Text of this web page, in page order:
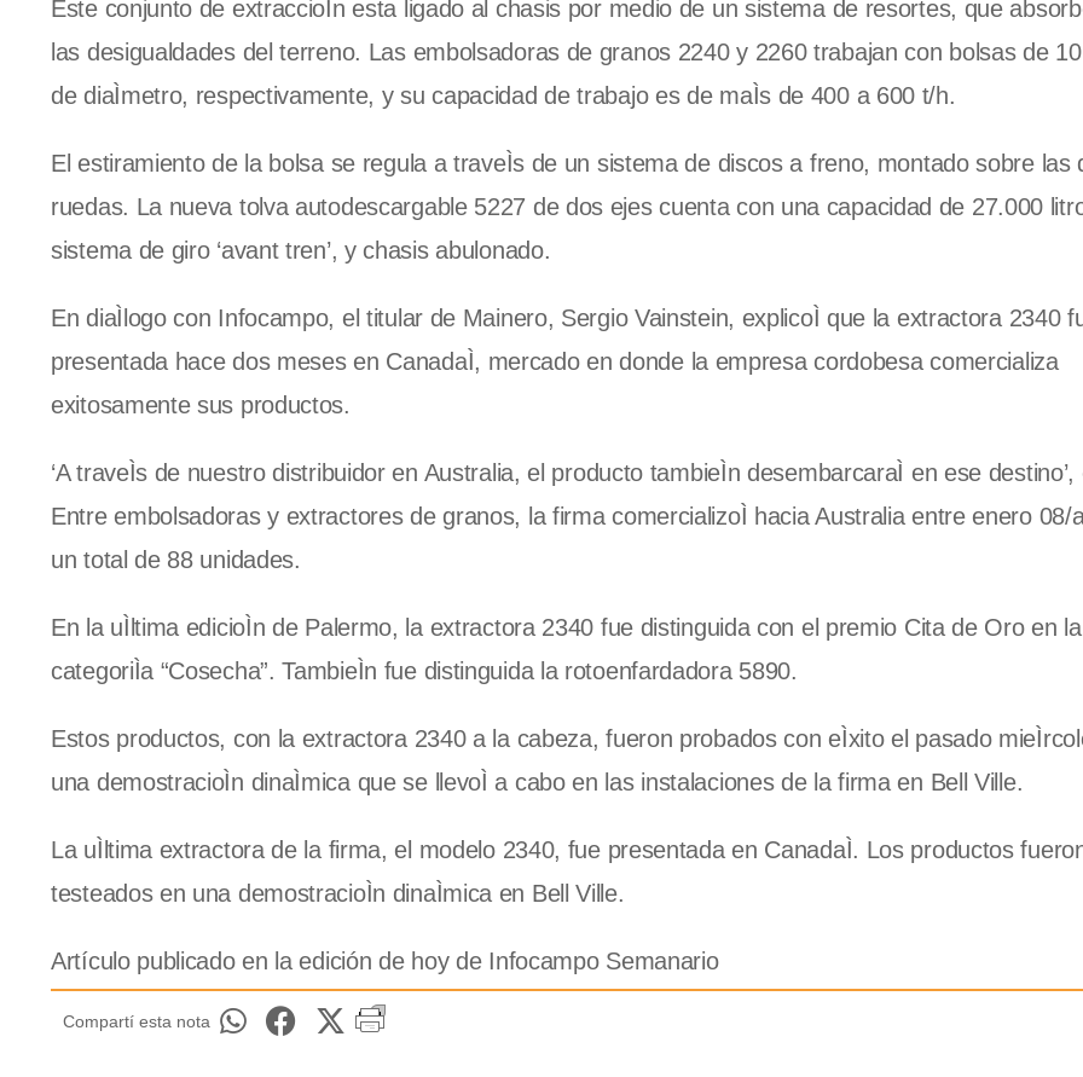
Este conjunto de extraccioÌn esta ligado al chasis por medio de un sistema de resortes, que
las desigualdades del terreno. Las embolsadoras de granos 2240 y 2260 trabajan con bolsas de
de diaÌmetro, respectivamente, y su capacidad de trabajo es de maÌs de 400 a 600 t/h.
El estiramiento de la bolsa se regula a traveÌs de un sistema de discos a freno, montado sobre las
ruedas. La nueva tolva autodescargable 5227 de dos ejes cuenta con una capacidad de 27.000
sistema de giro ‘avant tren’, y chasis abulonado.
En diaÌlogo con Infocampo, el titular de Mainero, Sergio Vainstein, explicoÌ que la extractora 2340
presentada hace dos meses en CanadaÌ, mercado en donde la empresa cordobesa comercializa
exitosamente sus productos.
‘A traveÌs de nuestro distribuidor en Australia, el producto tambieÌn desembarcaraÌ en ese destino’,
Entre embolsadoras y extractores de granos, la firma comercializoÌ hacia Australia entre enero 08/
un total de 88 unidades.
En la uÌltima edicioÌn de Palermo, la extractora 2340 fue distinguida con el premio Cita de Oro en la
categoriÌa “Cosecha”. TambieÌn fue distinguida la rotoenfardadora 5890.
Estos productos, con la extractora 2340 a la cabeza, fueron probados con eÌxito el pasado
una demostracioÌn dinaÌmica que se llevoÌ a cabo en las instalaciones de la firma en Bell Ville.
La uÌltima extractora de la firma, el modelo 2340, fue presentada en CanadaÌ. Los productos
testeados en una demostracioÌn dinaÌmica en Bell Ville.
Artículo publicado en la edición de hoy de Infocampo Semanario
Compartí esta nota